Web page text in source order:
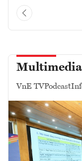
Multimedia
VnE TVPodcast